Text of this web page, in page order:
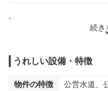
沓掛小学校 まで9分
続き
うれしい設備・特徴
物件の特徴 公営水道、